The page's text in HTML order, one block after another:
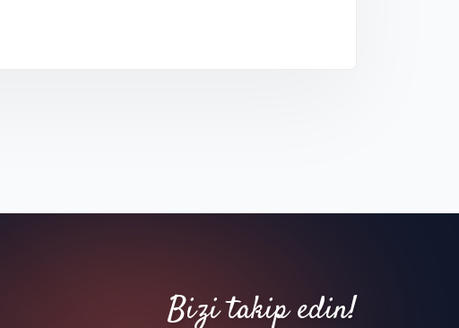
Bizi takip edin!